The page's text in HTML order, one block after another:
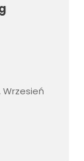
Wrzesień